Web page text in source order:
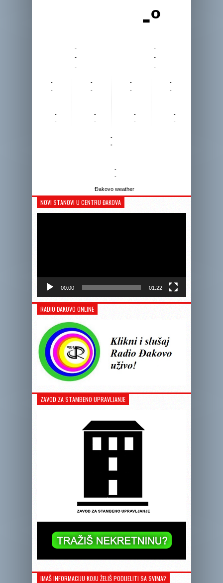
-º
-
-
-
-
-
-
-
-
-
-
-
-
-
-
-
-
-
-
-
-
-
-
-
-
-
-
Đakovo weather
NOVI STANOVI U CENTRU ĐAKOVA
00:00 01:22
RADIO ĐAKOVO ONLINE
ZAVOD ZA STAMBENO UPRAVLJANJE
IMAŠ INFORMACIJU KOJU ŽELIŠ PODIJELITI SA SVIMA?